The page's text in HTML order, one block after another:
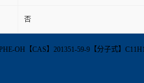
否
OH【CAS】201351-59-9【分子式】